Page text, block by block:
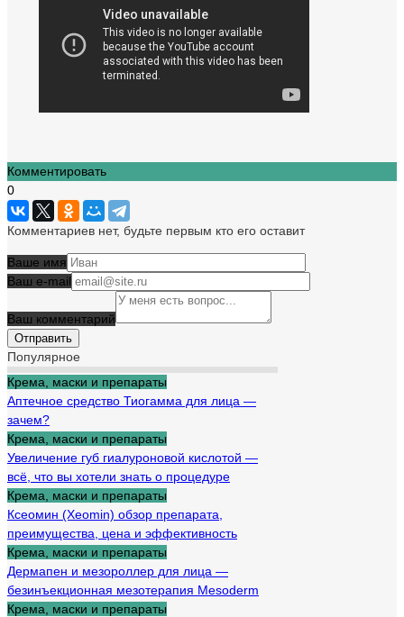
Комментировать
0
Комментариев нет, будьте первым кто его оставит
Ваше имя
Ваш e-mail
Ваш комментарий
Популярное
Крема, маски и препараты
Аптечное средство Тиогамма для лица —
зачем?
Крема, маски и препараты
Увеличение губ гиалуроновой кислотой —
всё, что вы хотели знать о процедуре
Крема, маски и препараты
Ксеомин (Xeomin) обзор препарата,
преимущества, цена и эффективность
Крема, маски и препараты
Дермапен и мезороллер для лица —
безинъекционная мезотерапия Mesoderm
Крема, маски и препараты